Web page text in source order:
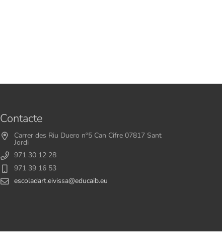
Contacte
Carrer des Riu Duero nº5 Can Cifre 07817 Sant
Jordi
971 30 12 28
971 39 16 53
escoladart.eivissa@educaib.eu